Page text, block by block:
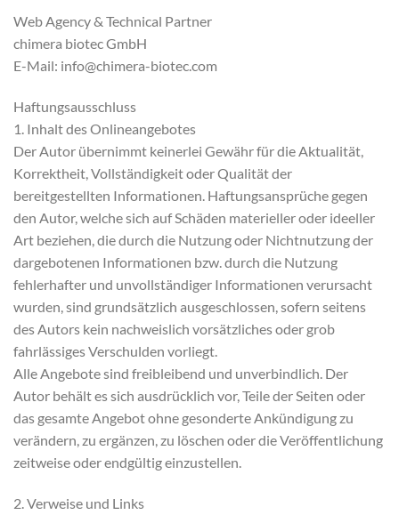
Web Agency & Technical Partner
chimera biotec GmbH
E-Mail: info@chimera-biotec.com
Haftungsausschluss
1. Inhalt des Onlineangebotes
Der Autor übernimmt keinerlei Gewähr für die Aktualität,
Korrektheit, Vollständigkeit oder Qualität der
bereitgestellten Informationen. Haftungsansprüche gegen
den Autor, welche sich auf Schäden materieller oder ideeller
Art beziehen, die durch die Nutzung oder Nichtnutzung der
dargebotenen Informationen bzw. durch die Nutzung
fehlerhafter und unvollständiger Informationen verursacht
wurden, sind grundsätzlich ausgeschlossen, sofern seitens
des Autors kein nachweislich vorsätzliches oder grob
fahrlässiges Verschulden vorliegt.
Alle Angebote sind freibleibend und unverbindlich. Der
Autor behält es sich ausdrücklich vor, Teile der Seiten oder
das gesamte Angebot ohne gesonderte Ankündigung zu
verändern, zu ergänzen, zu löschen oder die Veröffentlichung
zeitweise oder endgültig einzustellen.
2. Verweise und Links